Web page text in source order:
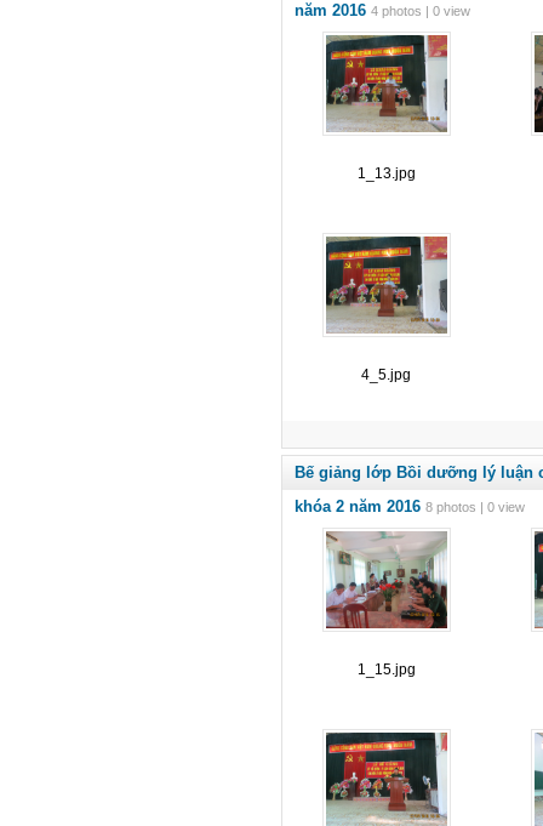
năm 2016 4 photos | 0 view
1_13.jpg
4_5.jpg
Bế giảng lớp Bồi dưỡng lý luận
khóa 2 năm 2016 8 photos | 0 view
1_15.jpg